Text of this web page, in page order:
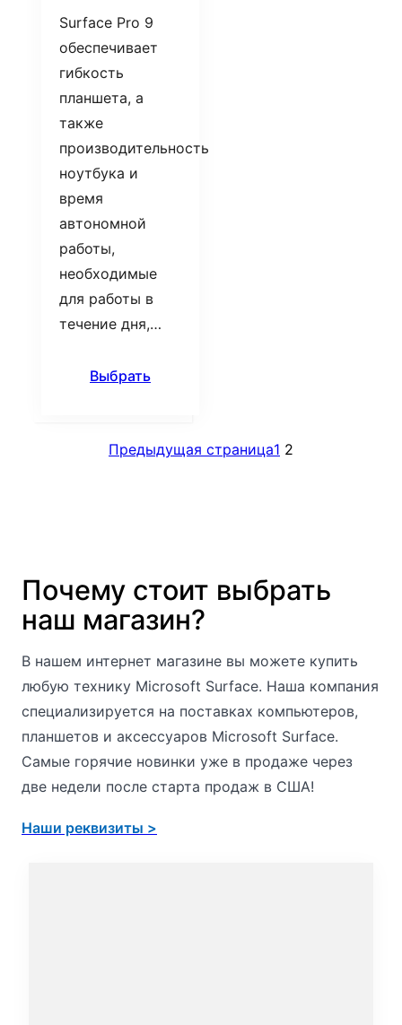
Surface Pro 9
обеспечивает
гибкость
планшета, а
также
производительность
ноутбука и
время
автономной
работы,
необходимые
для работы в
течение дня,…
Выбрать
Предыдущая страница1 2
Почему стоит выбрать
наш магазин?
В нашем интернет магазине вы можете купить
любую технику Microsoft Surface. Наша компания
специализируется на поставках компьютеров,
планшетов и аксессуаров Microsoft Surface.
Самые горячие новинки уже в продаже через
две недели после старта продаж в США!
Наши реквизиты >